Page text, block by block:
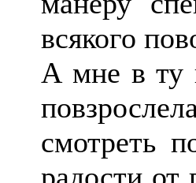
всякого
А мне в ту
смотреть